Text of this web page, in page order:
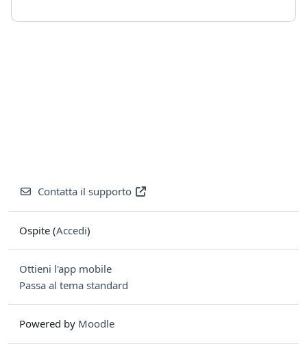
Contatta il supporto
Ospite (Accedi)
Ottieni l'app mobile
Passa al tema standard
Powered by Moodle